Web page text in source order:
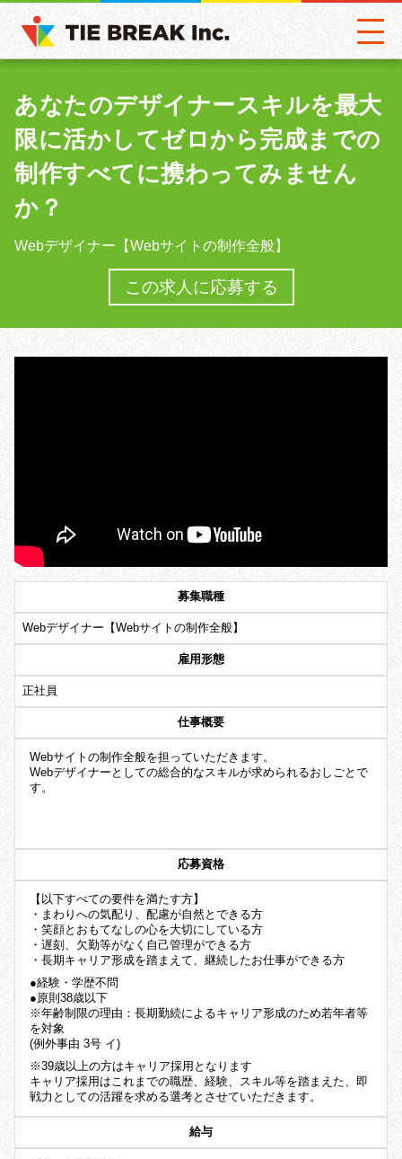
あなたのデザイナースキルを最大
限に活かしてゼロから完成までの
制作すべてに携わってみません
か？
Webデザイナー【Webサイトの制作全般】
この求人に応募する
募集職種
Webデザイナー【Webサイトの制作全般】
雇用形態
正社員
仕事概要
Webサイトの制作全般を担っていただきます。
Webデザイナーとしての総合的なスキルが求められるおしごとで
す。
応募資格
【以下すべての要件を満たす方】
・まわりへの気配り、配慮が自然とできる方
・笑顔とおもてなしの心を大切にしている方
・遅刻、欠勤等がなく自己管理ができる方
・長期キャリア形成を踏まえて、継続したお仕事ができる方
●経験・学歴不問
●原則38歳以下
※年齢制限の理由：長期勤続によるキャリア形成のため若年者等
を対象
(例外事由 3号 イ)
※39歳以上の方はキャリア採用となります
キャリア採用はこれまでの職歴、経験、スキル等を踏まえた、即
戦力としての活躍を求める選考とさせていただきます。
給与